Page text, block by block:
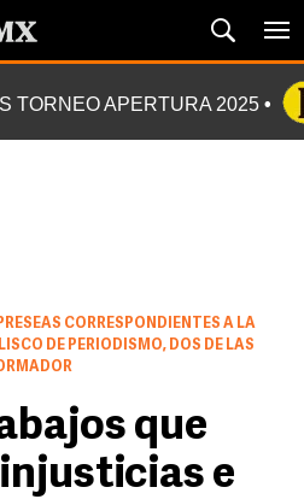
TORNEO APERTURA 2025
CORRESPONDIENTES A LA
DE PERIODISMO, DOS DE LAS
que
e